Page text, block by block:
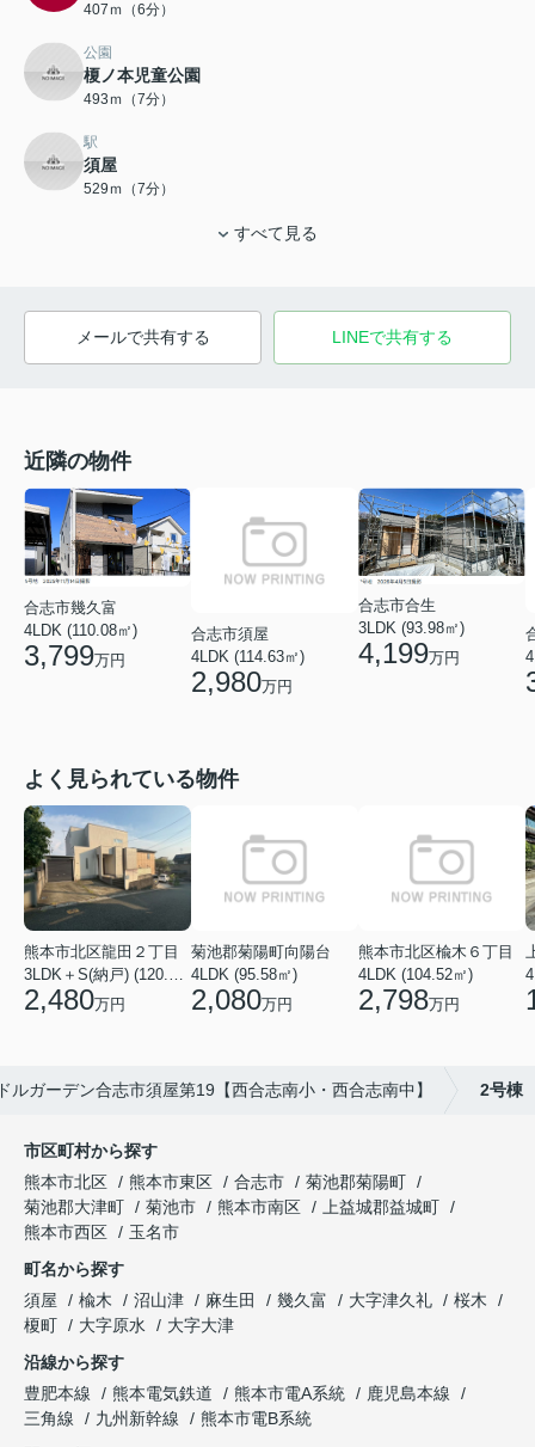
407ｍ（6分）
公園
榎ノ本児童公園
493ｍ（7分）
駅
須屋
529ｍ（7分）
すべて見る
メールで共有する LINEで共有する
近隣の物件
合志市幾久富
4LDK (110.08㎡)
3,799万円
合志市須屋
4LDK (114.63㎡)
2,980万円
合志市合生
3LDK (93.98㎡)
4,199万円
よく見られている物件
熊本市北区龍田２丁目
3LDK＋S(納戸) (120.48㎡)
2,480万円
菊池郡菊陽町向陽台
4LDK (95.58㎡)
2,080万円
熊本市北区楡木６丁目
4LDK (104.52㎡)
2,798万円
ガーデン合志市須屋第19【西合志南小・西合志南中】 2号棟
市区町村から探す
熊本市北区
熊本市東区 合志市
菊池郡菊陽町
菊池郡大津町
菊池市 熊本市南区
上益城郡益城町
熊本市西区
玉名市
町名から探す
須屋
楡木 沼山津 麻生田 幾久富 大字津久礼
桜木
榎町
大字原水
大字大津
沿線から探す
豊肥本線
熊本電気鉄道 熊本市電A系統
鹿児島本線
三角線
九州新幹線
熊本市電B系統